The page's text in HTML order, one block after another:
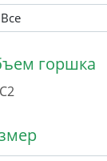
Все
горшка
C2